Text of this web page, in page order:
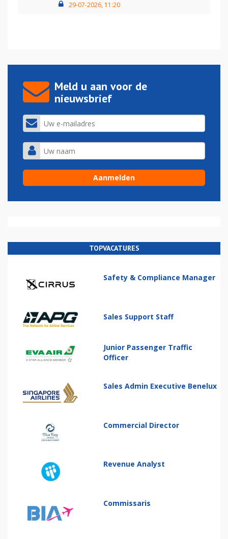
29-07-2026, 11:20
Meld u aan voor de
nieuwsbrief
TOPVACATURES
Safety & Compliance Manager
Sales Support Staff
Junior Passenger Traffic
Officer
Sales Admin Executive Benelux
Commercial Director
Revenue Analyst
Commissaris